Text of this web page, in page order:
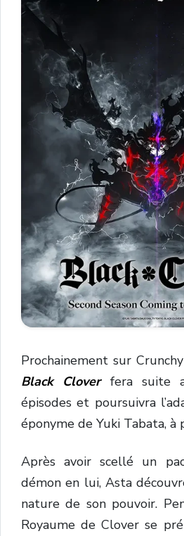
Prochainement sur
Black Cloverfera suite
épisodes et poursuivra
éponyme de Yuki Tabata,
Après avoir scellé un
démon en lui, Asta
nature de son pouvoir.
Royaume de Clover se